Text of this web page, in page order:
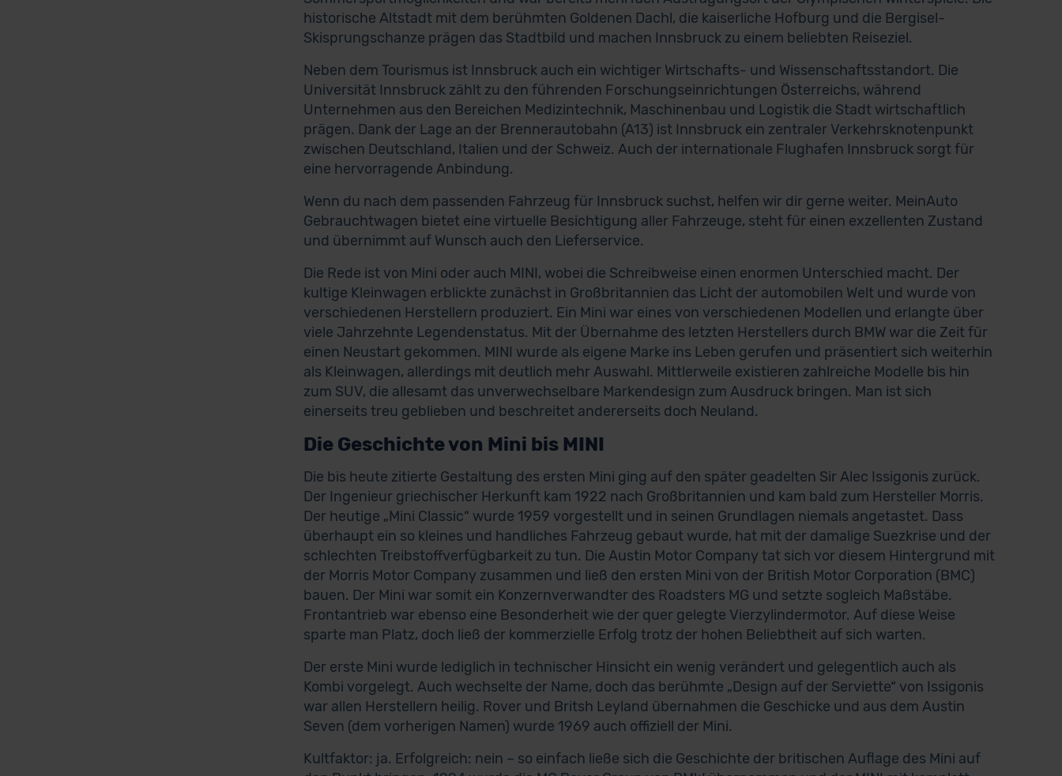
historische Altstadt mit dem berühmten Goldenen Dachl, die kaiserliche Hofburg und die Bergisel-
Skisprungschanze prägen das Stadtbild und machen Innsbruck zu einem beliebten Reiseziel.
Neben dem Tourismus ist Innsbruck auch ein wichtiger Wirtschafts- und Wissenschaftsstandort. Die
Universität Innsbruck zählt zu den führenden Forschungseinrichtungen Österreichs, während
Unternehmen aus den Bereichen Medizintechnik, Maschinenbau und Logistik die Stadt wirtschaftlich
prägen. Dank der Lage an der Brennerautobahn (A13) ist Innsbruck ein zentraler Verkehrsknotenpunkt
zwischen Deutschland, Italien und der Schweiz. Auch der internationale Flughafen Innsbruck sorgt für
eine hervorragende Anbindung.
Wenn du nach dem passenden Fahrzeug für Innsbruck suchst, helfen wir dir gerne weiter. MeinAuto
Gebrauchtwagen bietet eine virtuelle Besichtigung aller Fahrzeuge, steht für einen exzellenten Zustand
und übernimmt auf Wunsch auch den Lieferservice.
Die Rede ist von Mini oder auch MINI, wobei die Schreibweise einen enormen Unterschied macht. Der
kultige Kleinwagen erblickte zunächst in Großbritannien das Licht der automobilen Welt und wurde von
verschiedenen Herstellern produziert. Ein Mini war eines von verschiedenen Modellen und erlangte über
viele Jahrzehnte Legendenstatus. Mit der Übernahme des letzten Herstellers durch BMW war die Zeit für
einen Neustart gekommen. MINI wurde als eigene Marke ins Leben gerufen und präsentiert sich weiterhin
als Kleinwagen, allerdings mit deutlich mehr Auswahl. Mittlerweile existieren zahlreiche Modelle bis hin
zum SUV, die allesamt das unverwechselbare Markendesign zum Ausdruck bringen. Man ist sich
einerseits treu geblieben und beschreitet andererseits doch Neuland.
Die Geschichte von Mini bis MINI
Die bis heute zitierte Gestaltung des ersten Mini ging auf den später geadelten Sir Alec Issigonis zurück.
Der Ingenieur griechischer Herkunft kam 1922 nach Großbritannien und kam bald zum Hersteller Morris.
Der heutige „Mini Classic“ wurde 1959 vorgestellt und in seinen Grundlagen niemals angetastet. Dass
überhaupt ein so kleines und handliches Fahrzeug gebaut wurde, hat mit der damalige Suezkrise und der
schlechten Treibstoffverfügbarkeit zu tun. Die Austin Motor Company tat sich vor diesem Hintergrund mit
der Morris Motor Company zusammen und ließ den ersten Mini von der British Motor Corporation (BMC)
bauen. Der Mini war somit ein Konzernverwandter des Roadsters MG und setzte sogleich Maßstäbe.
Frontantrieb war ebenso eine Besonderheit wie der quer gelegte Vierzylindermotor. Auf diese Weise
sparte man Platz, doch ließ der kommerzielle Erfolg trotz der hohen Beliebtheit auf sich warten.
Der erste Mini wurde lediglich in technischer Hinsicht ein wenig verändert und gelegentlich auch als
Kombi vorgelegt. Auch wechselte der Name, doch das berühmte „Design auf der Serviette“ von Issigonis
war allen Herstellern heilig. Rover und Britsh Leyland übernahmen die Geschicke und aus dem Austin
Seven (dem vorherigen Namen) wurde 1969 auch offiziell der Mini.
Kultfaktor: ja. Erfolgreich: nein – so einfach ließe sich die Geschichte der britischen Auflage des Mini auf